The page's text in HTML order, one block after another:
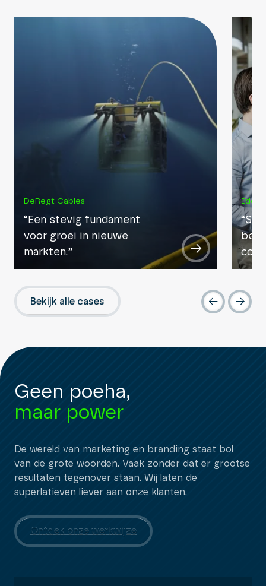
DeRegt Cables
“Een stevig fundament
voor groei in nieuwe
markten.”
Ideo
Bekijk alle cases
Geen poeha,
maar power
De wereld van marketing en branding staat bol
van de grote woorden. Vaak zonder dat er grootse
resultaten tegenover staan. Wij laten de
superlatieven liever aan onze klanten.
Ontdek onze werkwijze